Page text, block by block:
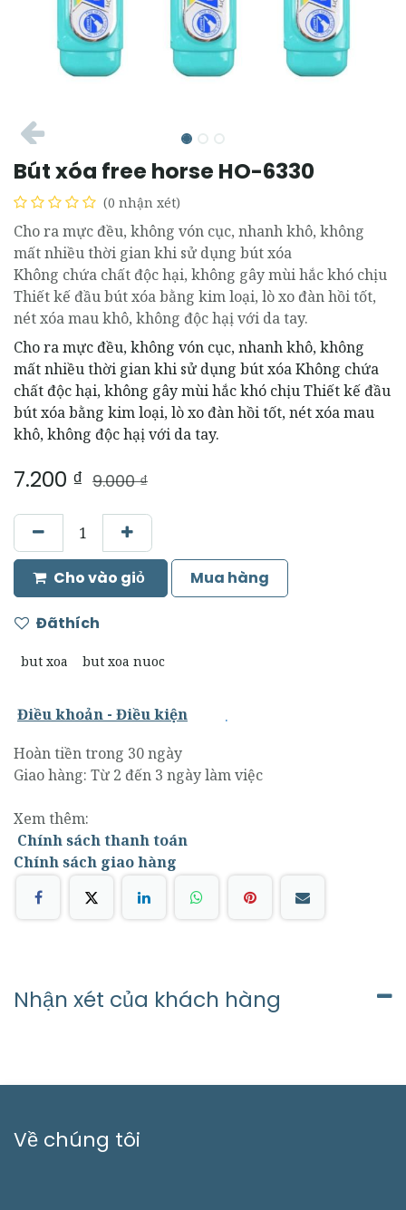
Bút xóa free horse HO-6330
(0 nhận xét)
Cho ra mực đều, không vón cục, nhanh khô, không
mất nhiều thời gian khi sử dụng bút xóa
Không chứa chất độc hại, không gây mùi hắc khó chịu
Thiết kế đầu bút xóa bằng kim loại, lò xo đàn hồi tốt,
nét xóa mau khô, không độc hạị với da tay.
Cho ra mực đều, không vón cục, nhanh khô, không
mất nhiều thời gian khi sử dụng bút xóa Không chứa
chất độc hại, không gây mùi hắc khó chịu Thiết kế đầu
bút xóa bằng kim loại, lò xo đàn hồi tốt, nét xóa mau
khô, không độc hạị với da tay.
7.200 ₫ 9.000₫
Cho vào giỏ Mua hàng
Đãthích
but xoa but xoa nuoc
Điều khoản - Điều kiện .
Hoàn tiền trong 30 ngày
Giao hàng: Từ 2 đến 3 ngày làm việc
Xem thêm:
Chính sách thanh toán
Chính sách giao hàng
Nhận xét của khách hàng
Về chúng tôi